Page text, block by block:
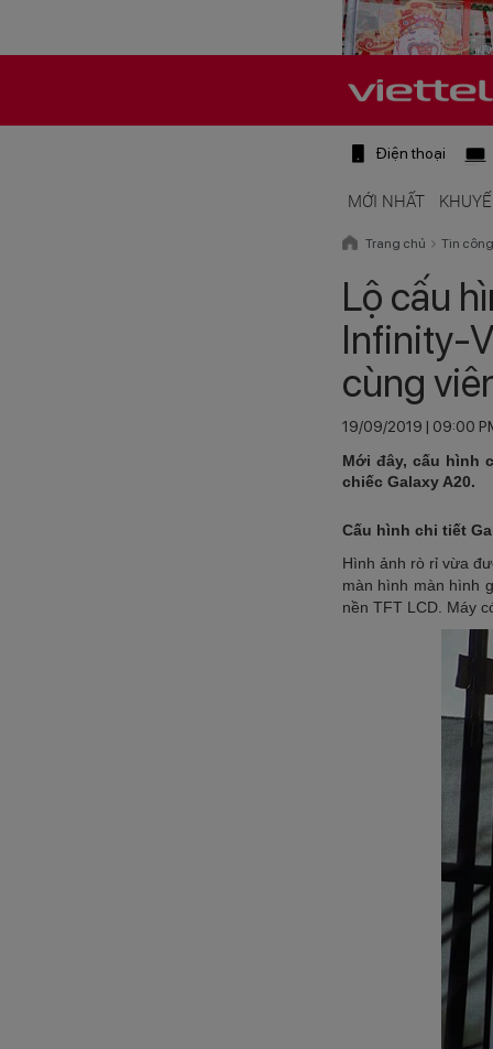
Điện thoại
MỚI NHẤT
Trang chủ Tin
Lộ cấu
Infinity-
cùng
19/09/2019 | 09:00
Mới đây, cấu hình
chiếc Galaxy A20.
Cấu hình chi tiết
Hình ảnh rò rỉ vừa
màn hình màn hình
nền TFT LCD. Máy